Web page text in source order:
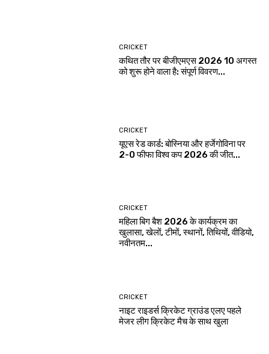
CRICKET
कथित तौर पर बीजीएमएस 2026 10 अगस्त
को शुरू होने वाला है: संपूर्ण विवरण...
CRICKET
यूएस रेड कार्ड: बोस्निया और हर्जेगोविना पर
2-0 फीफा विश्व कप 2026 की जीत...
CRICKET
महिला बिग बैश 2026 के कार्यक्रम का
खुलासा, खेलों, टीमों, स्थानों, तिथियों, वीडियो,
नवीनतम...
CRICKET
नाइट राइडर्स क्रिकेट ग्राउंड एलए पहले
मेजर लीग क्रिकेट मैच के साथ खुला